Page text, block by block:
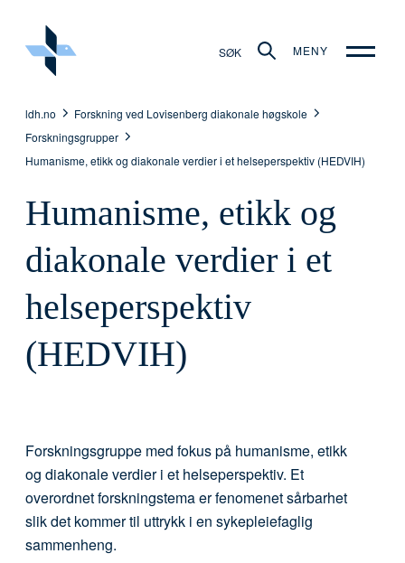
SØK MENY
ldh.no
Forskning ved Lovisenberg diakonale høgskole
Forskningsgrupper
Humanisme, etikk og diakonale verdier i et helseperspektiv (HEDVIH)
Humanisme, etikk og
diakonale verdier i et
helseperspektiv
(HEDVIH)
Forskningsgruppe med fokus på humanisme, etikk
og diakonale verdier i et helseperspektiv. Et
overordnet forskningstema er fenomenet sårbarhet
slik det kommer til uttrykk i en sykepleiefaglig
sammenheng.